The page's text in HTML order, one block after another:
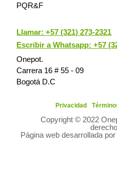
PQR&F
Llamar:+57 (321) 273-2321
Escribir a Whatsapp: +57
Onepot.
Carrera 16 # 55 - 09
Bogotá D.C
Privacidad
Copyright © 2022
Página web desarrollada por